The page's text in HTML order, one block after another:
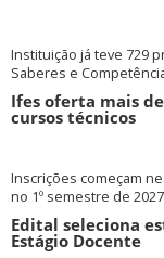
Instituição já teve 729
Saberes e
Ifes oferta mais
cursos técnicos
Inscrições começam
no 1º semestre de
Edital seleciona
Estágio Docente